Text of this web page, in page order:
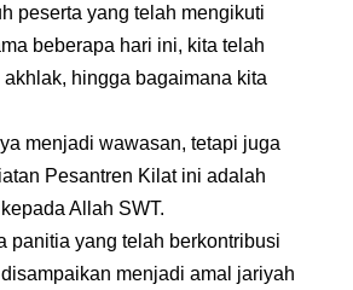
peserta yang telah mengikuti
beberapa hari ini, kita telah
hingga bagaimana kita
menjadi wawasan, tetapi juga
Pesantren Kilat ini adalah
Allah SWT.
panitia yang telah berkontribusi
menjadi amal jariyah